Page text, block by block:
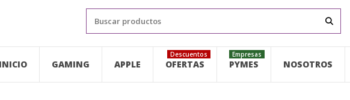
INICIO GAMING APPLE OFERTAS
Descuentos
PYMES
Empresas
NOSOTROS